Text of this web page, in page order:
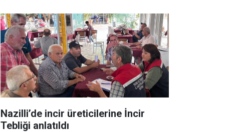
Nazilli’de incir üreticilerine İncir
Tebliği anlatıldı